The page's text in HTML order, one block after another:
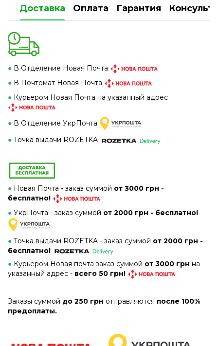
Доставка Оплата Гарантия
● В Отделение Новая Почта
● В Почтомат Новая Почта
● Курьером Новая Почта на указанный адрес
● В Отделение УкрПочта
● Точка выдачи ROZETKA
● Новая Почта - заказ суммой от 3000 грн -
бесплатно!
● УкрПочта - заказ суммой от 2000 грн - бесплатно!
● Точка выдачи ROZETKA - заказ суммой от 2000 грн -
бесплатно!
● Курьером Новая почта заказ суммой от 3000 грн на
указанный адрес - всего 50 грн!
Заказы суммой до 250 грн отправляются после 100%
предоплаты.